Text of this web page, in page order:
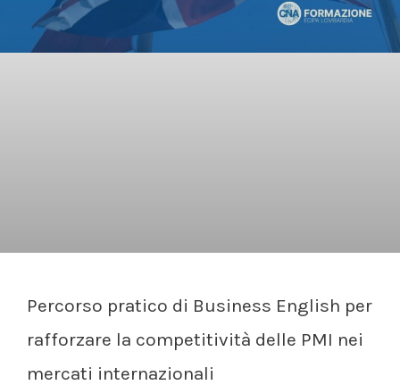
Percorso pratico di Business English per
rafforzare la competitività delle PMI nei
mercati internazionali